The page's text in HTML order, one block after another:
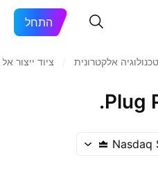
התחל
טכנולוגיה אלקטרונית ציוד ייצור
Plug
Nasdaq